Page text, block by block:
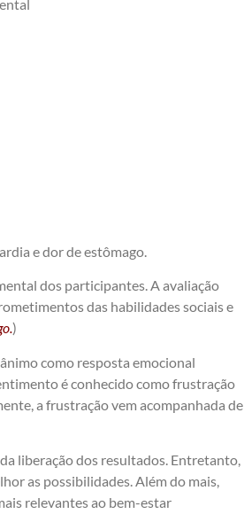
e dor de estômago.
dos participantes. A avaliação
das habilidades sociais e
)
como resposta emocional
é conhecido como frustração
a frustração vem acompanhada de
liberação dos resultados. Entretanto,
as possibilidades. Além do mais,
relevantes ao bem-estar